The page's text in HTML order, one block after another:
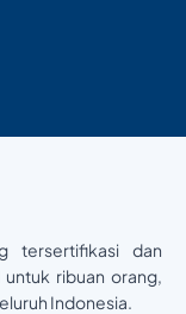
tersertifikasi dan
ribuan orang,
Indonesia.